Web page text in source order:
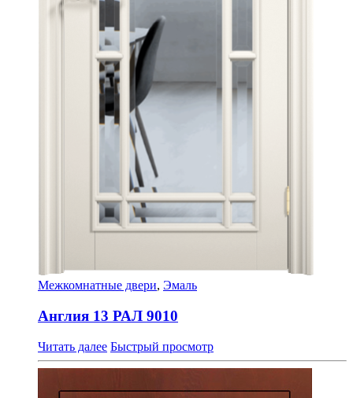
Межкомнатные двери, Эмаль
Англия 13 РАЛ 9010
Читать далее Быстрый просмотр